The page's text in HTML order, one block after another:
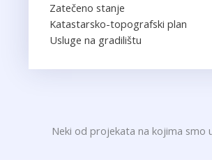
Zatečeno stanje
Katastarsko-topografski plan
Usluge na gradilištu
Neki od projekata na kojima smo